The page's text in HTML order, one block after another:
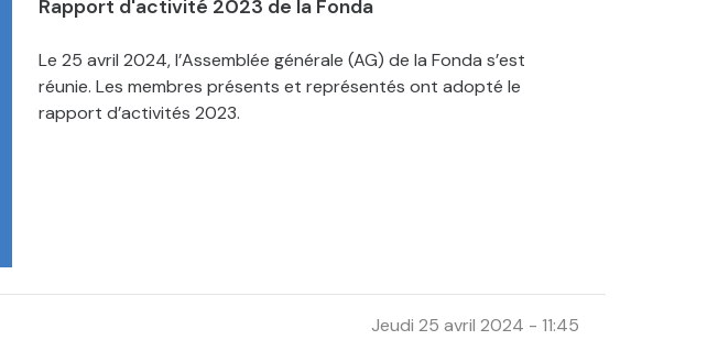
Rapport d'activité 2023 de la Fonda
Le 25 avril 2024, l’Assemblée générale (AG) de la Fonda s’est
réunie. Les membres présents et représentés ont adopté le
rapport d’activités 2023.
Jeudi 25 avril 2024 - 11:45